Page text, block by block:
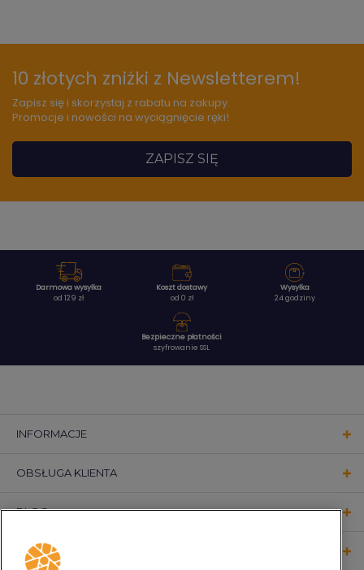
10 złotych zniżki z Newsletterem!
Zapisz się i skorzystaj z rabatu na zakupy.
Promocje i nowości na wyciągnięcie ręki!
ZAPISZ SIĘ
Darmowa wysyłka
od 129 zł
Koszt dostawy
od 0 zł
Wysyłka
24 godziny
Bezpieczne płatności
szyfrowanie SSL
INFORMACJE
OBSŁUGA KLIENTA
BLOG
KONTAKT